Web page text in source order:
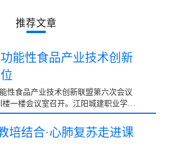
推荐文章
能性食品产业技术创新
性食品产业技术创新联盟第六次会议
一楼会议室召开。江阳城建职业学院
委科技委副主任罗远才、联盟...
培结合·心肺复苏走进课